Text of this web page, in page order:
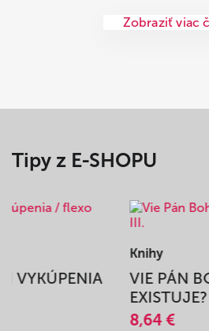
Zobraziť viac
Tipy z E-SHOPU
VYKÚPENIA
Knihy
VIE PÁN
8,64 €